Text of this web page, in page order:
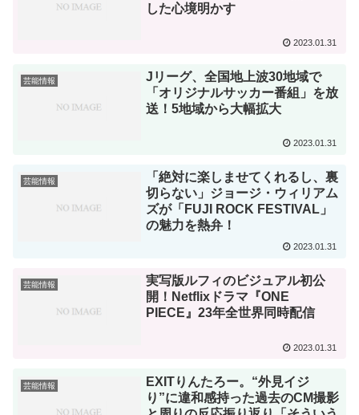
した心境明かす
2023.01.31
芸能情報
Jリーグ、全国地上波30地域で
「オリジナルサッカー番組」を放
送！5地域から大幅拡大
2023.01.31
芸能情報
「絶対に楽しませてくれるし、裏
切らない」ジョージ・ウィリアム
ズが「FUJI ROCK FESTIVAL」
の魅力を熱弁！
2023.01.31
芸能情報
実写版ルフィのビジュアル初公
開！Netflixドラマ『ONE
PIECE』23年全世界同時配信
2023.01.31
芸能情報
EXITりんたろー。“外見イジ
り”に違和感持った過去のCM撮影